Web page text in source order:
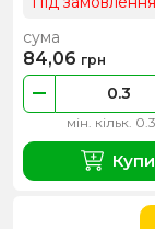
мін. кільк.
сума
84,06 грн